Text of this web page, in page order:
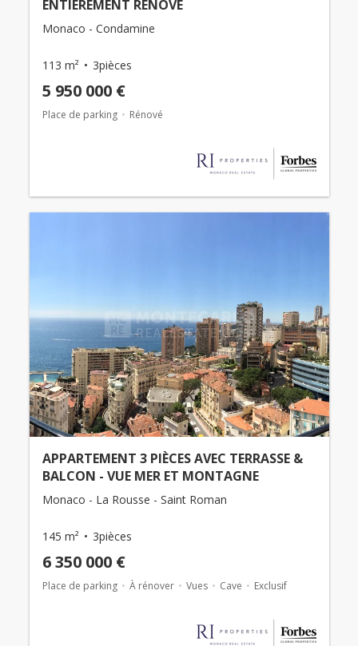
ENTIEREMENT RENOVÉ
Monaco - Condamine
113 m² 3pièces
5 950 000 €
Place de parking Rénové
APPARTEMENT 3 PIÈCES AVEC TERRASSE &
BALCON - VUE MER ET MONTAGNE
Monaco - La Rousse - Saint Roman
145 m² 3pièces
6 350 000 €
Place de parking À rénover Vues Cave Exclusif